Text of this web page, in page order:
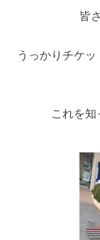
皆
うっかりチケ
これを知